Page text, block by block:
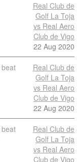
Real Club de
Golf La Toja
vs Real Aero
Club de Vigo
22 Aug 2020
beat
Real Club de
Golf La Toja
vs Real Aero
Club de Vigo
22 Aug 2020
beat
Real Club de
Golf La Toja
vs Real Aero
Club de Vigo